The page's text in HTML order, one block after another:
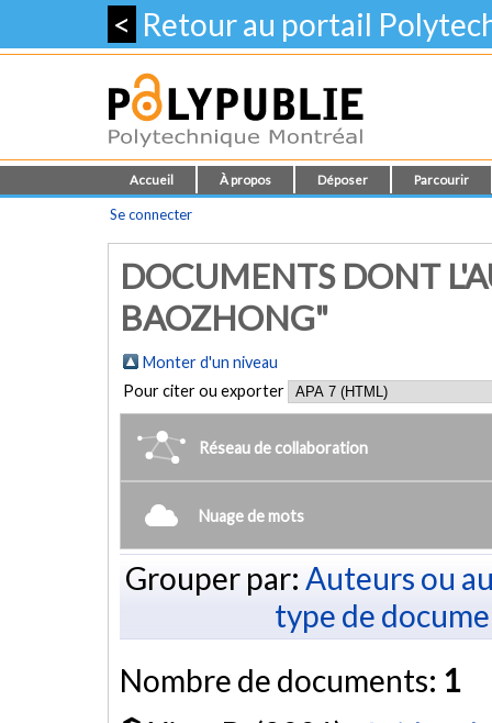
< Retour au portail
Accueil À propos Déposer Parcourir
Se connecter
DOCUMENTS DONT
BAOZHONG"
Monter d'un niveau
Pour citer ou exporter
Réseau de collaboration
Nuage de mots
Grouper par: Auteurs ou
type de
Nombre de documents: 1